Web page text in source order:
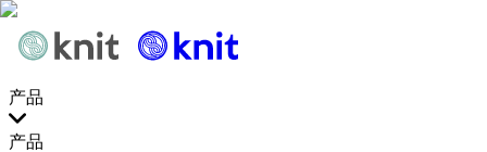
产品
产品